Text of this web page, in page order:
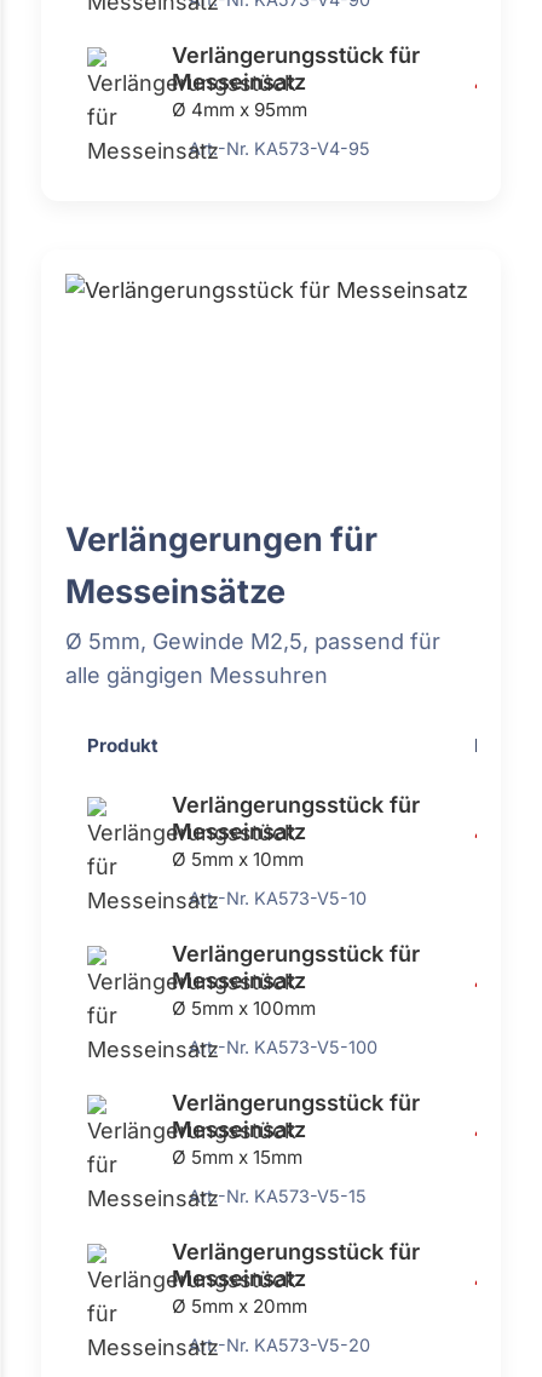
Verlängerungsstück für
Messeinsatz
Ø 4mm x 95mm
4,42 €
Art.-Nr. KA573-V4-95
Verlängerungen für
Messeinsätze
Ø 5mm, Gewinde M2,5, passend für
alle gängigen Messuhren
Produkt Preis
Verlängerungsstück für
Messeinsatz
Ø 5mm x 10mm
4,54 €
Art.-Nr. KA573-V5-10
Verlängerungsstück für
Messeinsatz
Ø 5mm x 100mm
4,54 €
Art.-Nr. KA573-V5-100
Verlängerungsstück für
Messeinsatz
Ø 5mm x 15mm
4,54 €
Art.-Nr. KA573-V5-15
Verlängerungsstück für
Messeinsatz
Ø 5mm x 20mm
4,54 €
Art.-Nr. KA573-V5-20